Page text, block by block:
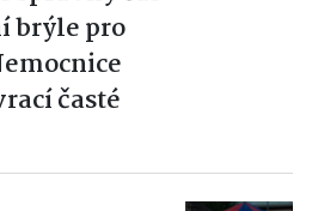
brýle pro
časté